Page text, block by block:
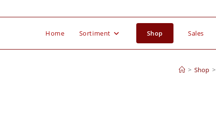
Home Sortiment Shop Sales
> Shop >